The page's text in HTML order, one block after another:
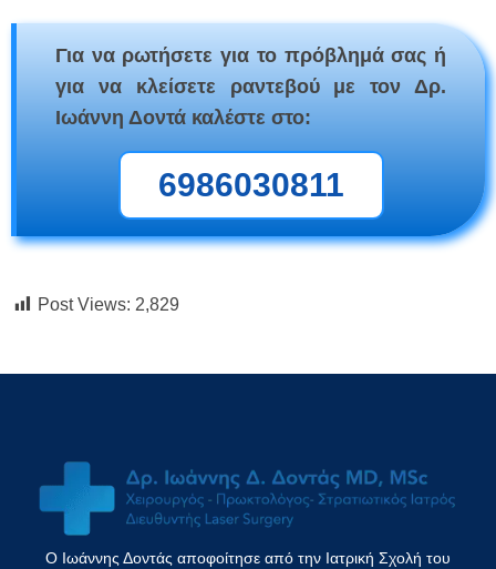
Για να ρωτήσετε για το πρόβλημά σας ή
για να κλείσετε ραντεβού με τον Δρ.
Ιωάννη Δοντά καλέστε στο:
6986030811
Post Views: 2,829
Ο Ιωάννης Δοντάς αποφοίτησε από την Ιατρική Σχολή του